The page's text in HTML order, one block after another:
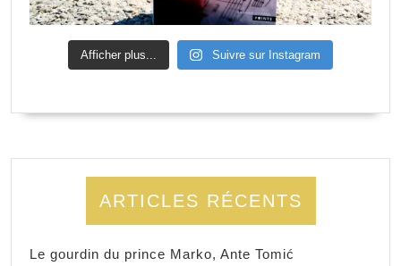
Afficher plus... Suivre sur Instagram
ARTICLES RÉCENTS
Le gourdin du prince Marko, Ante Tomić